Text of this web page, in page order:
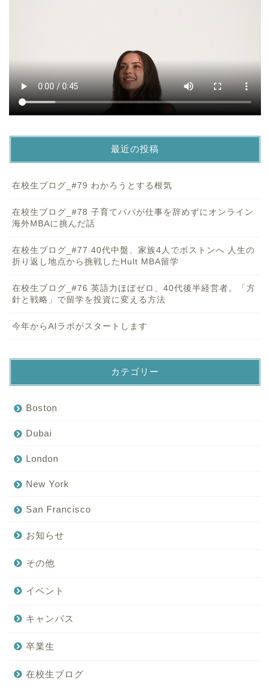
最近の投稿
在校生ブログ_#79 わかろうとする根気
在校生ブログ_#78 子育てパパが仕事を辞めずにオンライン
海外MBAに挑んだ話
在校生ブログ_#77 40代中盤、家族4人でボストンへ 人生の
折り返し地点から挑戦したHult MBA留学
在校生ブログ_#76 英語力ほぼゼロ、40代後半経営者。「方
針と戦略」で留学を投資に変える方法
今年からAIラボがスタートします
カテゴリー
Boston
Dubai
London
New York
San Francisco
お知らせ
その他
イベント
キャンパス
卒業生
在校生ブログ